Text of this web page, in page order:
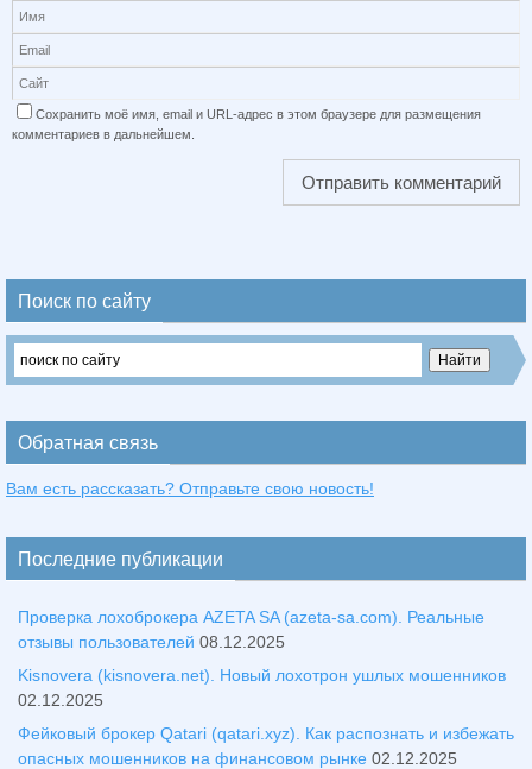
Сохранить моё имя, email и URL-адрес в этом браузере для размещения
комментариев в дальнейшем.
Поиск по сайту
Обратная связь
Вам есть рассказать? Отправьте свою новость!
Последние публикации
Проверка лохоброкера AZETA SA (azeta-sa.com). Реальные
отзывы пользователей 08.12.2025
Kisnovera (kisnovera.net). Новый лохотрон ушлых мошенников
02.12.2025
Фейковый брокер Qatari (qatari.xyz). Как распознать и избежать
опасных мошенников на финансовом рынке 02.12.2025